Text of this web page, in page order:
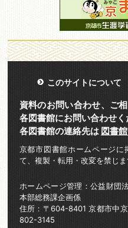
このサイトについて
資料のお問い合わせ、ご
各図書館にお問い合わせく
各図書館の連絡先は 図書
京都市図書館ホームページに
て、複製・転用・改変を禁じま
ホームページ管理：公益財団
本部総務課企画係
住所：〒604-8401 京都市中
802-3145